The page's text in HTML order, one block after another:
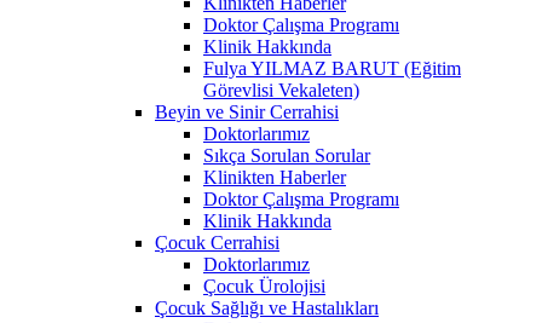
Doktor Çalışma Programı
Klinik Hakkında
Fulya YILMAZ BARUT (Eğitim
Görevlisi Vekaleten)
Beyin ve Sinir Cerrahisi
Doktorlarımız
Sıkça Sorulan Sorular
Klinikten Haberler
Doktor Çalışma Programı
Klinik Hakkında
Çocuk Cerrahisi
Doktorlarımız
Çocuk Ürolojisi
Çocuk Sağlığı ve Hastalıkları